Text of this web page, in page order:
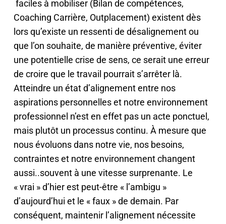
faciles à mobiliser (Bilan de compétences,
Coaching Carrière, Outplacement) existent dès
lors qu’existe un ressenti de désalignement ou
que l’on souhaite, de manière préventive, éviter
une potentielle crise de sens, ce serait une erreur
de croire que le travail pourrait s’arrêter là.
Atteindre un état d’alignement entre nos
aspirations personnelles et notre environnement
professionnel n’est en effet pas un acte ponctuel,
mais plutôt un processus continu. À mesure que
nous évoluons dans notre vie, nos besoins,
contraintes et notre environnement changent
aussi..souvent à une vitesse surprenante. Le
« vrai » d’hier est peut-être « l’ambigu »
d’aujourd’hui et le « faux » de demain. Par
conséquent, maintenir l’alignement nécessite